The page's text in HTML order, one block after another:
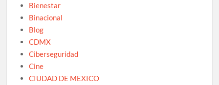
Bienestar
Binacional
Blog
CDMX
Ciberseguridad
Cine
CIUDAD DE MEXICO